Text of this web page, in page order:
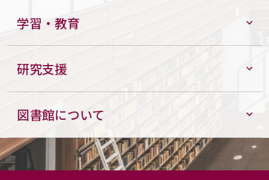
学習・教育
研究支援
図書館について